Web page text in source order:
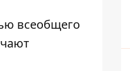
всеобщего